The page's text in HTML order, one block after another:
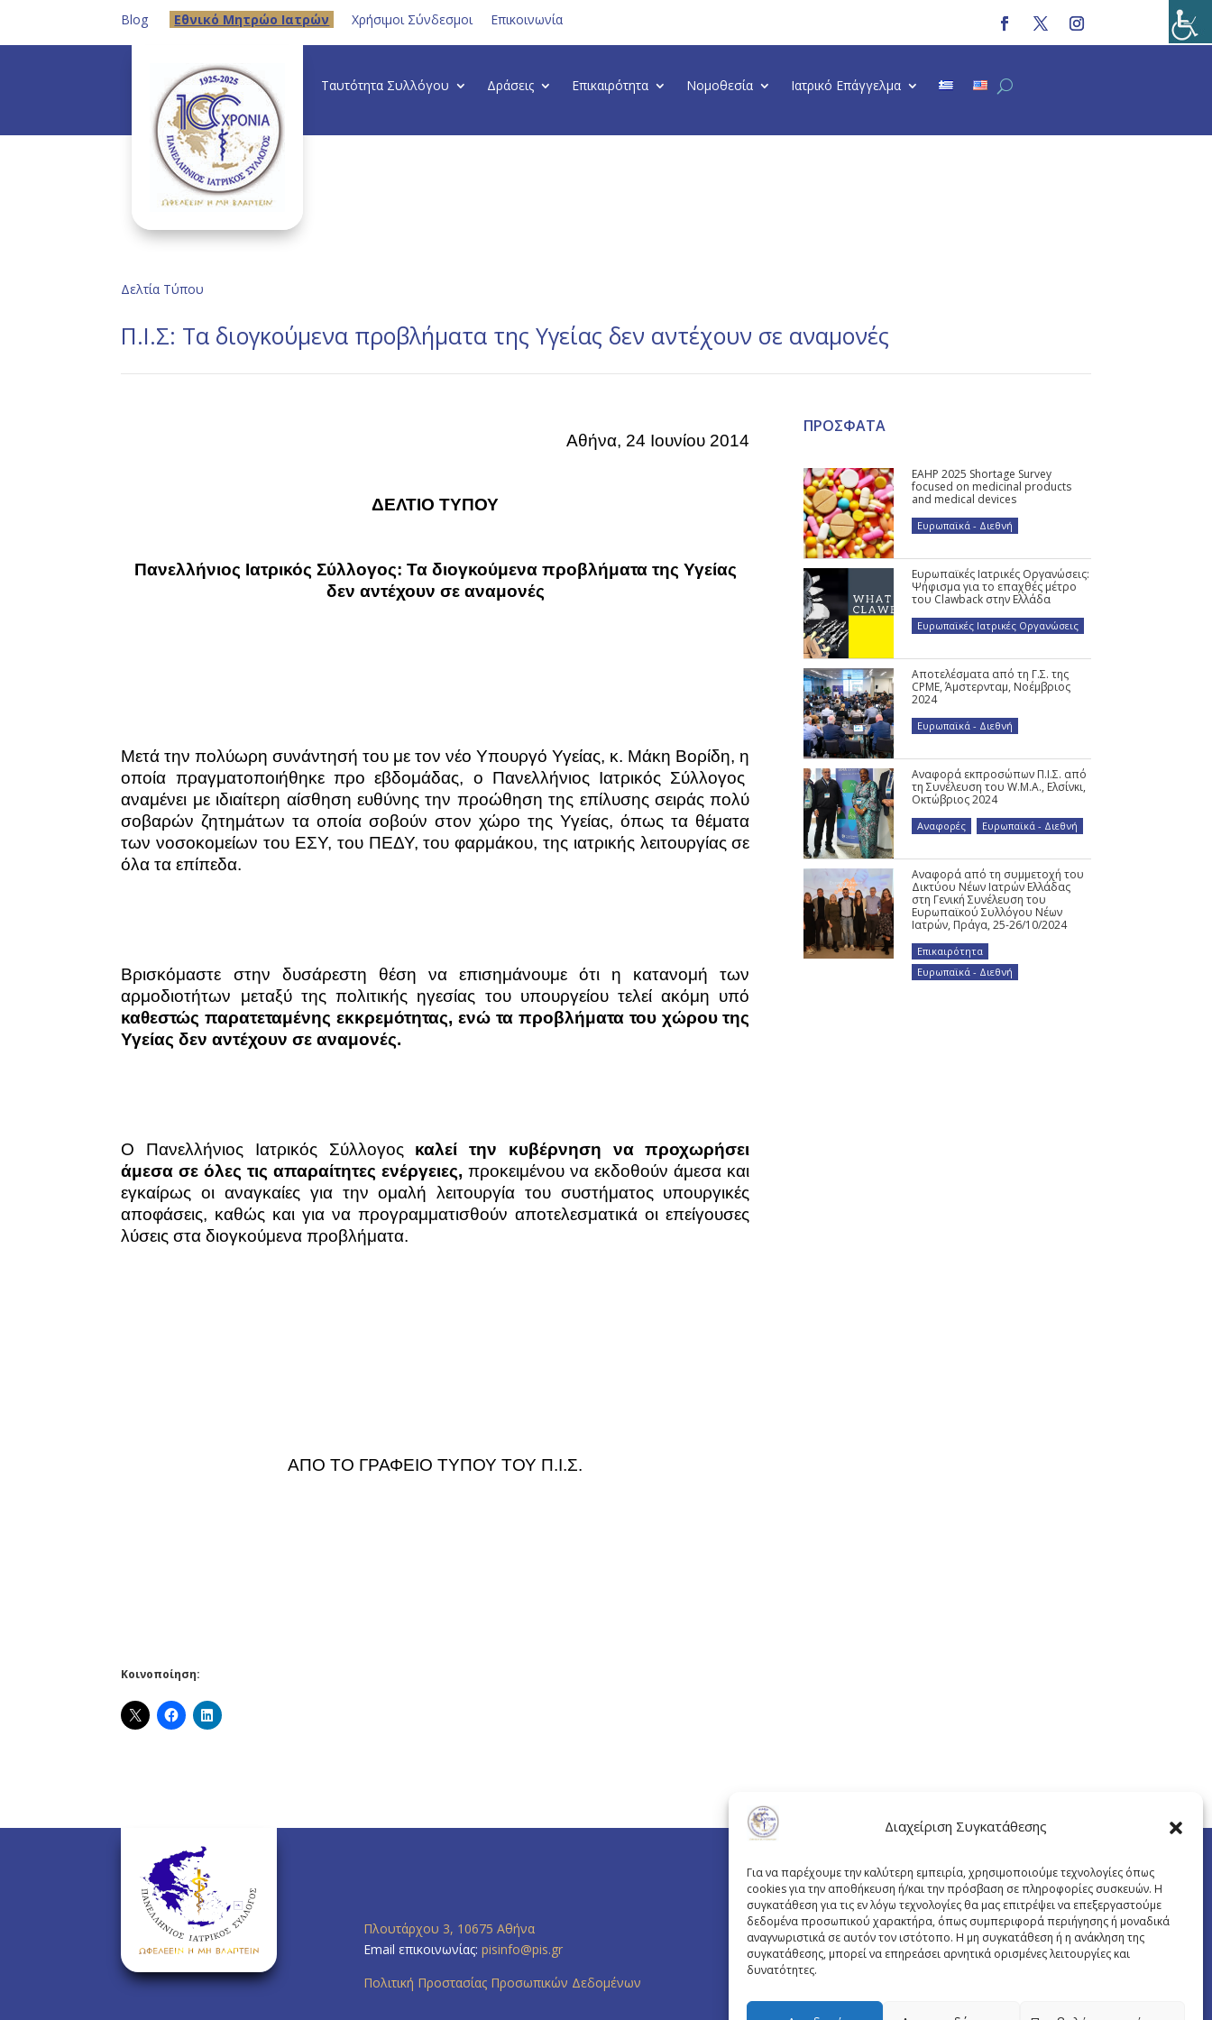
Διαχείριση Συγκατάθεσης
Για να παρέχουμε την καλύτερη εμπειρία, χρησιμοποιούμε τεχνολογίες όπως
cookies για την αποθήκευση ή/και την πρόσβαση σε πληροφορίες συσκευών. Η
συγκατάθεση για τις εν λόγω τεχνολογίες θα μας επιτρέψει να επεξεργαστούμε
δεδομένα προσωπικού χαρακτήρα, όπως συμπεριφορά περιήγησης ή μοναδικά
αναγνωριστικά σε αυτόν τον ιστότοπο. Η μη συγκατάθεση ή η ανάκληση της
συγκατάθεσης, μπορεί να επηρεάσει αρνητικά ορισμένες λειτουργίες και
δυνατότητες.
Blog Eθνικό Μητρώο Ιατρών Χρήσιμοι Σύνδεσμοι Επικοινωνία
Ταυτότητα Συλλόγου Δράσεις Επικαιρότητα Νομοθεσία Ιατρικό Επάγγελμα
Δελτία Τύπου
Π.Ι.Σ: Τα διογκούμενα προβλήματα της Υγείας δεν αντέχουν σε αναμονές
Αθήνα, 24 Ιουνίου 2014
ΔΕΛΤΙΟ ΤΥΠΟΥ
Πανελλήνιος Ιατρικός Σύλλογος: Τα διογκούμενα προβλήματα της Υγείας
δεν αντέχουν σε αναμονές
Μετά την πολύωρη συνάντησή του με τον νέο Υπουργό Υγείας, κ. Μάκη Βορίδη, η
οποία πραγματοποιήθηκε προ εβδομάδας, ο Πανελλήνιος Ιατρικός Σύλλογος
αναμένει με ιδιαίτερη αίσθηση ευθύνης την προώθηση της επίλυσης σειράς πολύ
σοβαρών ζητημάτων τα οποία σοβούν στον χώρο της Υγείας, όπως τα θέματα
των νοσοκομείων του ΕΣΥ, του ΠΕΔΥ, του φαρμάκου, της ιατρικής λειτουργίας σε
όλα τα επίπεδα.
Βρισκόμαστε στην δυσάρεστη θέση να επισημάνουμε ότι η κατανομή των
αρμοδιοτήτων μεταξύ της πολιτικής ηγεσίας του υπουργείου τελεί ακόμη υπό
καθεστώς παρατεταμένης εκκρεμότητας, ενώ τα προβλήματα του χώρου της
Υγείας δεν αντέχουν σε αναμονές.
Ο Πανελλήνιος Ιατρικός Σύλλογος καλεί την κυβέρνηση να προχωρήσει
άμεσα σε όλες τις απαραίτητες ενέργειες,προκειμένου να εκδοθούν άμεσα και
εγκαίρως οι αναγκαίες για την ομαλή λειτουργία του συστήματος υπουργικές
αποφάσεις, καθώς και για να προγραμματισθούν αποτελεσματικά οι επείγουσες
λύσεις στα διογκούμενα προβλήματα.
ΑΠΟ ΤΟ ΓΡΑΦΕΙΟ ΤΥΠΟΥ ΤΟΥ Π.Ι.Σ.
Κοινοποίηση:
ΠΡΟΣΦΑΤΑ
EAHP 2025 Shortage Survey
focused on medicinal products
and medical devices
Ευρωπαϊκά - Διεθνή
Ευρωπαϊκές Ιατρικές Οργανώσεις:
Ψήφισμα για το επαχθές μέτρο
του Clawback στην Ελλάδα
Ευρωπαϊκές Ιατρικές Οργανώσεις
Αποτελέσματα από τη Γ.Σ. της
CPME, Άμστερνταμ, Νοέμβριος
2024
Ευρωπαϊκά - Διεθνή
Αναφορά εκπροσώπων Π.Ι.Σ. από
τη Συνέλευση του W.M.A., Ελσίνκι,
Οκτώβριος 2024
Αναφορές Ευρωπαϊκά - Διεθνή
Αναφορά από τη συμμετοχή του
Δικτύου Νέων Ιατρών Ελλάδας
στη Γενική Συνέλευση του
Ευρωπαϊκού Συλλόγου Νέων
Ιατρών, Πράγα, 25-26/10/2024
Επικαιρότητα
Ευρωπαϊκά - Διεθνή
Πλουτάρχου 3, 10675 Αθήνα
Email επικοινωνίας:pisinfo@pis.gr
Πολιτική Προστασίας Προσωπικών Δεδομένων